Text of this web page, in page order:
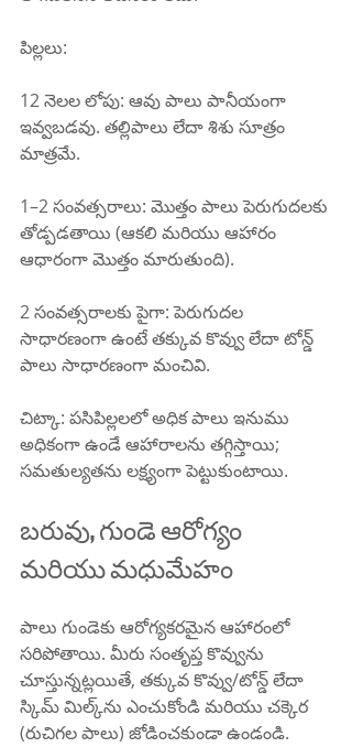
పిల్లలు:
12 నెలల లోపు: ఆవు పాలు పానీయంగా
ఇవ్వబడవు. తల్లిపాలు లేదా శిశు సూత్రం
మాత్రమే.
1–2 సంవత్సరాలు: మొత్తం పాలు పెరుగుదలకు
తోడ్పడతాయి (ఆకలి మరియు ఆహారం
ఆధారంగా మొత్తం మారుతుంది).
2 సంవత్సరాలకు పైగా: పెరుగుదల
సాధారణంగా ఉంటే తక్కువ కొవ్వు లేదా టోన్డ్
పాలు సాధారణంగా మంచివి.
చిట్కా: పసిపిల్లలలో అధిక పాలు ఇనుము
అధికంగా ఉండే ఆహారాలను తగ్గిస్తాయి;
సమతుల్యతను లక్ష్యంగా పెట్టుకుంటాయి.
బరువు, గుండె ఆరోగ్యం
మరియు మధుమేహం
పాలు గుండెకు ఆరోగ్యకరమైన ఆహారంలో
సరిపోతాయి. మీరు సంతృప్త కొవ్వును
చూస్తున్నట్లయితే, తక్కువ కొవ్వు/టోన్డ్ లేదా
స్కిమ్ మిల్క్‌ను ఎంచుకోండి మరియు చక్కెర
(రుచిగల పాలు) జోడించకుండా ఉండండి.